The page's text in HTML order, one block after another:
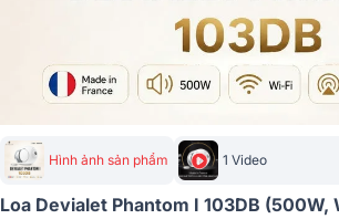
Hình ảnh sản phẩm 1 Video
Loa Devialet Phantom I 103DB (500W,